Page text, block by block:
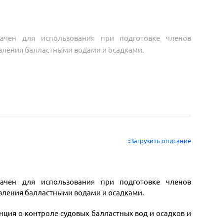
для использования при подготовке членов
балластными водами и осадками.
::Загрузить описание
для использования при подготовке членов
балластными водами и осадками.
о контроле судовых балластных вод и осадков и